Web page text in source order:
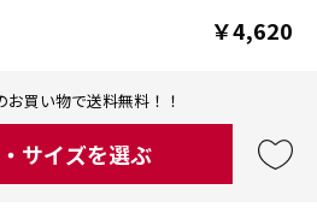
￥4,620
お買い物で送料無料！！
サイズを選ぶ